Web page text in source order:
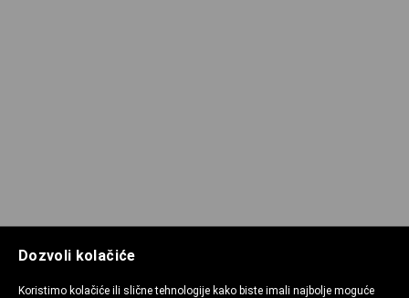
Dozvoli kolačiće
Koristimo kolačiće ili slične tehnologije kako biste imali najbolje moguće